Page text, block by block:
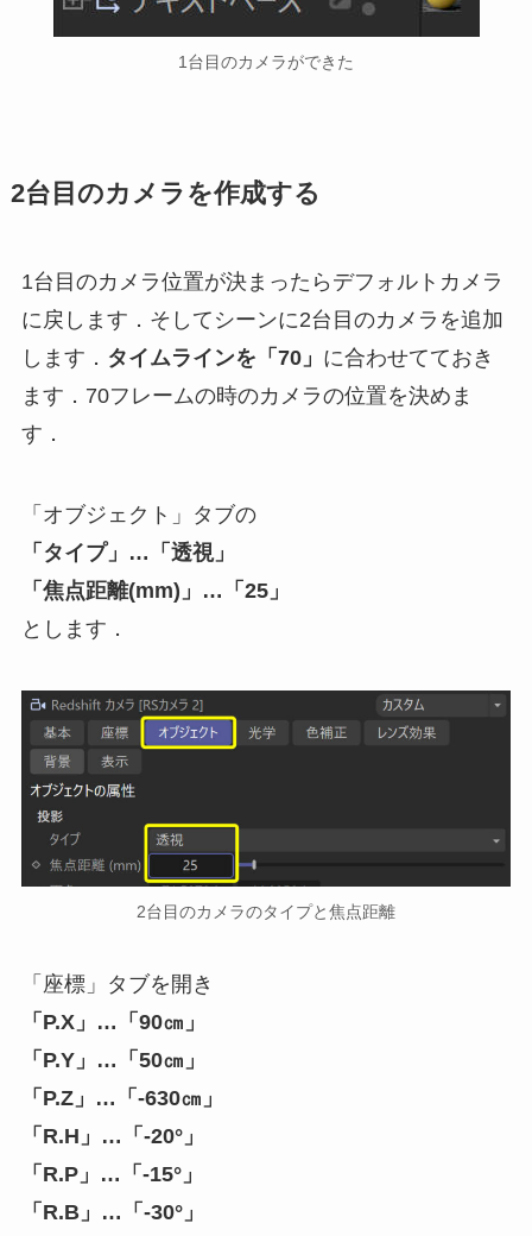
1台目のカメラができた
2台目のカメラを作成する
1台目のカメラ位置が決まったらデフォルトカメラ
に戻します．そしてシーンに2台目のカメラを追加
します． タイムラインを「70」 に合わせてておき
ます．70フレームの時のカメラの位置を決めま
す．
「オブジェクト」タブの
「タイプ」…「透視」
「焦点距離(mm)」…「25」
とします．
2台目のカメラのタイプと焦点距離
「座標」タブを開き
「P.X」…「90㎝」
「P.Y」…「50㎝」
「P.Z」…「-630㎝」
「R.H」…「-20°」
「R.P」…「-15°」
「R.B」…「-30°」